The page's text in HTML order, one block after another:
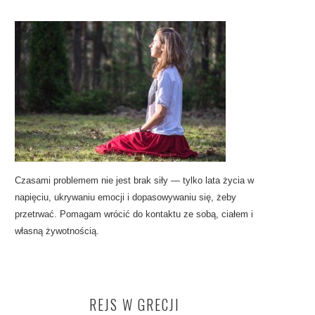
Czasami problemem nie jest brak siły — tylko lata życia w
napięciu, ukrywaniu emocji i dopasowywaniu się, żeby
przetrwać. Pomagam wrócić do kontaktu ze sobą, ciałem i
własną żywotnością.
REJS W GRECJI